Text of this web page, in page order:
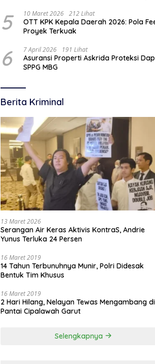
5 10 Maret 2026 212 Lihat
OTT KPK Kepala Daerah 2026: Pola
Proyek Terkuak
6 7 April 2026 191 Lihat
Asuransi Properti Askrida Proteksi
SPPG MBG
Berita Kriminal
13 Maret 2026
Serangan Air Keras Aktivis KontraS, Andrie
Yunus Terluka 24 Persen
16 Maret 2019
14 Tahun Terbunuhnya Munir, Polri Didesak
Bentuk Tim Khusus
16 Maret 2019
2 Hari Hilang, Nelayan Tewas Mengambang di
Pantai Cipalawah Garut
Selengkapnya